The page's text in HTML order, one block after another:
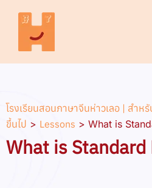
โรงเรียนสอนภาษาจีนห่าวเลอ | สำ
ขึ้นไป > Lessons > What is
What is Standard